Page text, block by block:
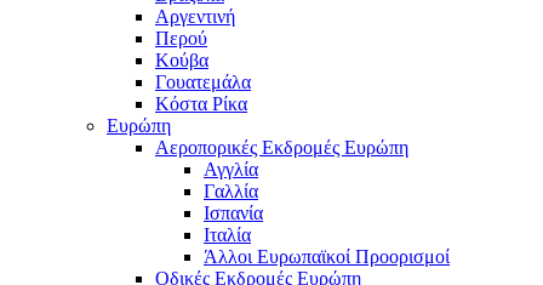
Αργεντινή
Περού
Κούβα
Γουατεμάλα
Κόστα Ρίκα
Ευρώπη
Αεροπορικές Εκδρομές Ευρώπη
Αγγλία
Γαλλία
Ισπανία
Ιταλία
Άλλοι Ευρωπαϊκοί Προορισμοί
Οδικές Εκδρομές Ευρώπη